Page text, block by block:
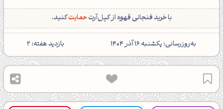
با خرید فنجانی قهوه از کپل‌آرتحمایتکنید.
‌به‌روزرسانی: یکشنبه 16 آذر 1404 بازدید هفته: 2